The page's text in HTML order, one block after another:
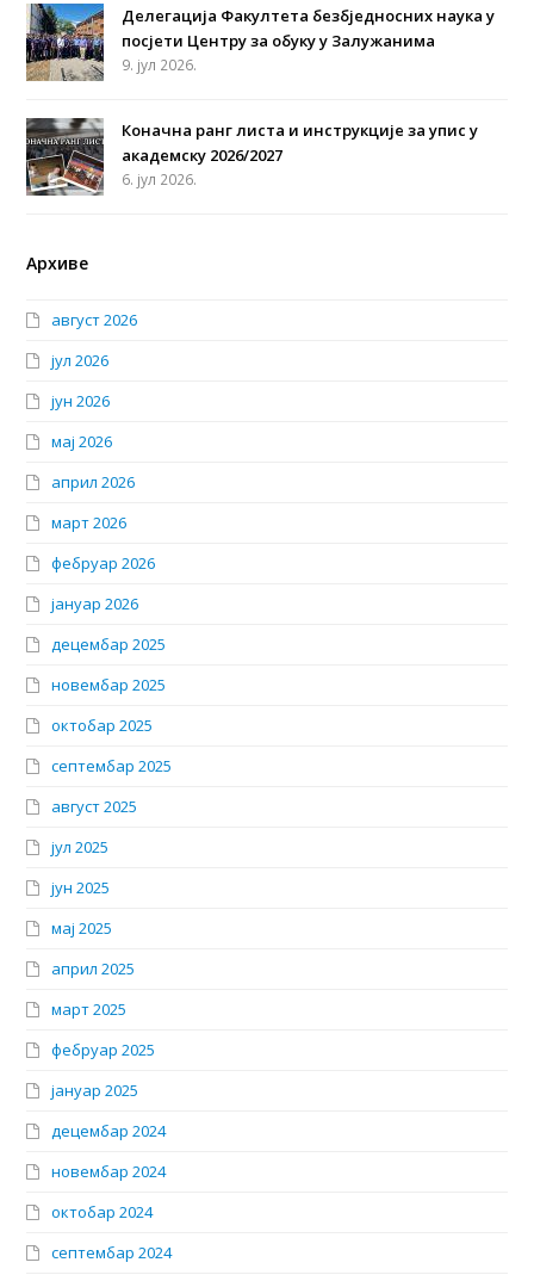
Делегација Факултета безбједносних наука у
посјети Центру за обуку у Залужанима
9. јул 2026.
Коначна ранг листа и инструкције за упис у
академску 2026/2027
6. јул 2026.
Архиве
август 2026
јул 2026
јун 2026
мај 2026
април 2026
март 2026
фебруар 2026
јануар 2026
децембар 2025
новембар 2025
октобар 2025
септембар 2025
август 2025
јул 2025
јун 2025
мај 2025
април 2025
март 2025
фебруар 2025
јануар 2025
децембар 2024
новембар 2024
октобар 2024
септембар 2024